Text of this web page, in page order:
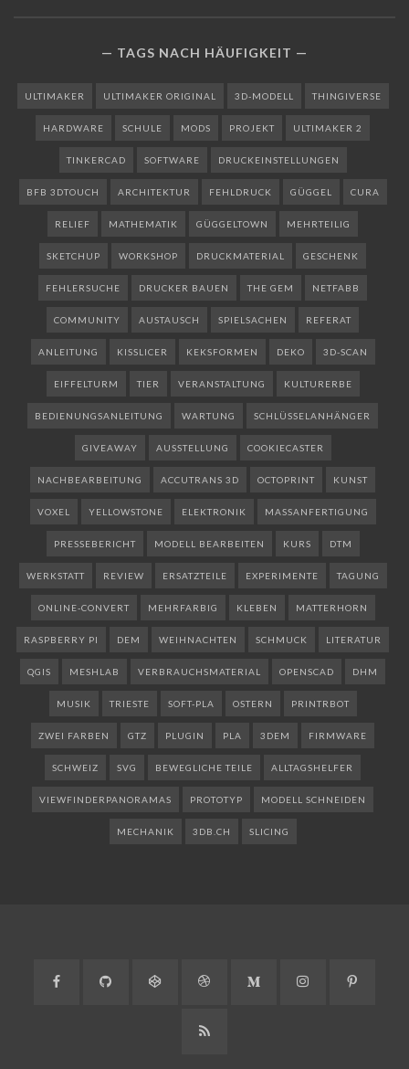
TAGS NACH HÄUFIGKEIT
ULTIMAKER ULTIMAKER ORIGINAL 3D-MODELL THINGIVERSE
HARDWARE SCHULE MODS PROJEKT ULTIMAKER 2
TINKERCAD SOFTWARE DRUCKEINSTELLUNGEN
BFB 3DTOUCH ARCHITEKTUR FEHLDRUCK GÜGGEL CURA
RELIEF MATHEMATIK GÜGGELTOWN MEHRTEILIG
SKETCHUP WORKSHOP DRUCKMATERIAL GESCHENK
FEHLERSUCHE DRUCKER BAUEN THE GEM NETFABB
COMMUNITY AUSTAUSCH SPIELSACHEN REFERAT
ANLEITUNG KISSLICER KEKSFORMEN DEKO 3D-SCAN
EIFFELTURM TIER VERANSTALTUNG KULTURERBE
BEDIENUNGSANLEITUNG WARTUNG SCHLÜSSELANHÄNGER
GIVEAWAY AUSSTELLUNG COOKIECASTER
NACHBEARBEITUNG ACCUTRANS 3D OCTOPRINT KUNST
VOXEL YELLOWSTONE ELEKTRONIK MASSANFERTIGUNG
PRESSEBERICHT MODELL BEARBEITEN KURS DTM
WERKSTATT REVIEW ERSATZTEILE EXPERIMENTE TAGUNG
ONLINE-CONVERT MEHRFARBIG KLEBEN MATTERHORN
RASPBERRY PI DEM WEIHNACHTEN SCHMUCK LITERATUR
QGIS MESHLAB VERBRAUCHSMATERIAL OPENSCAD DHM
MUSIK TRIESTE SOFT-PLA OSTERN PRINTRBOT
ZWEI FARBEN GTZ PLUGIN PLA 3DEM FIRMWARE
SCHWEIZ SVG BEWEGLICHE TEILE ALLTAGSHELFER
VIEWFINDERPANORAMAS PROTOTYP MODELL SCHNEIDEN
MECHANIK 3DB.CH SLICING
Facebook GitHub CodePen DribbbleMedium Instagram
RSS